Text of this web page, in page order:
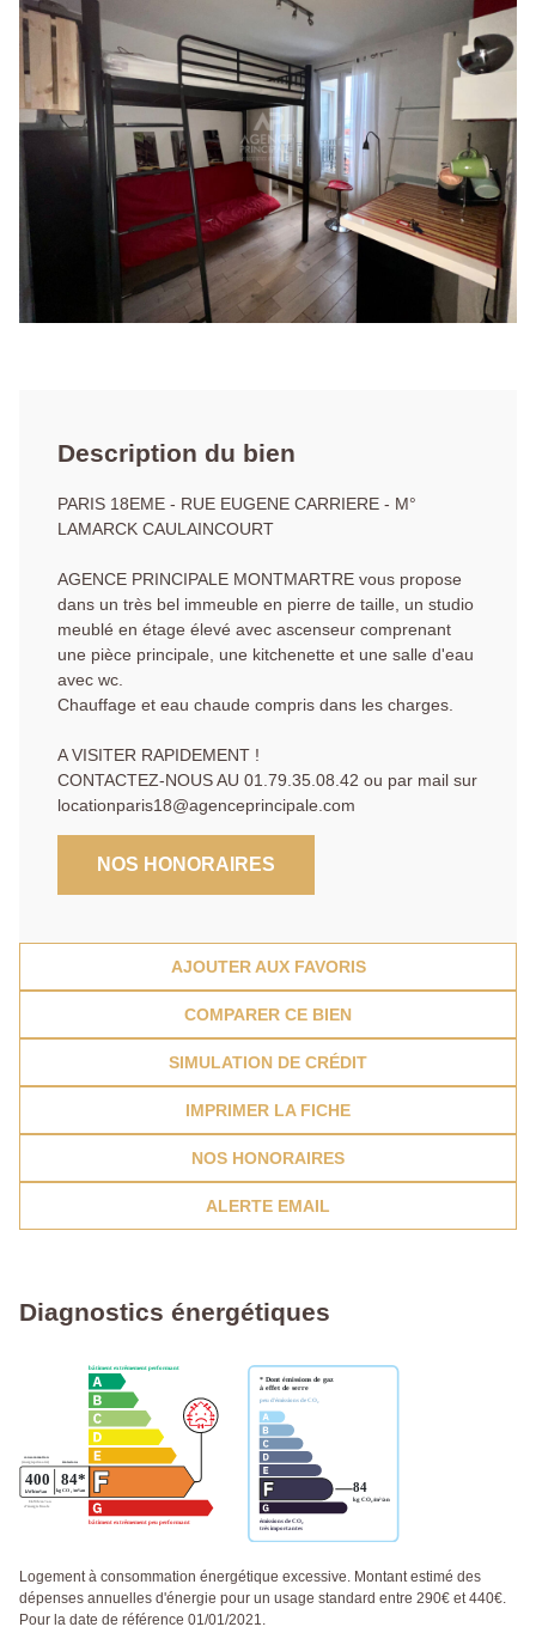
Description du bien
PARIS 18EME - RUE EUGENE CARRIERE - M°
LAMARCK CAULAINCOURT
AGENCE PRINCIPALE MONTMARTRE vous propose
dans un très bel immeuble en pierre de taille, un studio
meublé en étage élevé avec ascenseur comprenant
une pièce principale, une kitchenette et une salle d'eau
avec wc.
Chauffage et eau chaude compris dans les charges.
A VISITER RAPIDEMENT !
CONTACTEZ-NOUS AU 01.79.35.08.42 ou par mail sur
locationparis18@agenceprincipale.com
NOS HONORAIRES
AJOUTER AUX FAVORIS
COMPARER CE BIEN
SIMULATION DE CRÉDIT
IMPRIMER LA FICHE
NOS HONORAIRES
ALERTE EMAIL
Diagnostics énergétiques
Logement à consommation énergétique excessive. Montant estimé des
dépenses annuelles d'énergie pour un usage standard entre 290€ et 440€.
Pour la date de référence 01/01/2021.